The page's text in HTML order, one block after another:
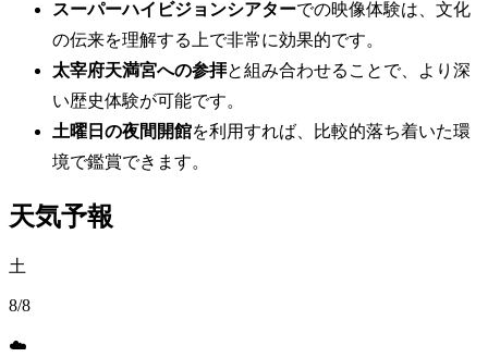
スーパーハイビジョンシアターでの映像体験は、文化
の伝来を理解する上で非常に効果的です。
太宰府天満宮への参拝と組み合わせることで、より深
い歴史体験が可能です。
土曜日の夜間開館を利用すれば、比較的落ち着いた環
境で鑑賞できます。
天気予報
土
8/8
☁️